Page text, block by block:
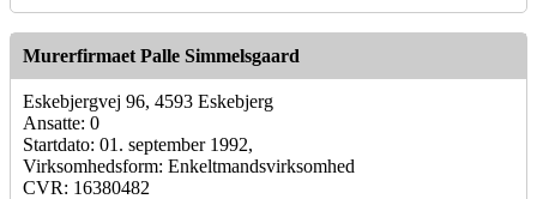
Murerfirmaet Palle Simmelsgaard
Eskebjergvej 96, 4593 Eskebjerg
Ansatte: 0
Startdato: 01. september 1992,
Virksomhedsform: Enkeltmandsvirksomhed
CVR: 16380482